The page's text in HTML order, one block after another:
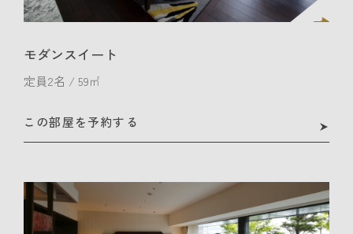
モダンスイート
定員2名 / 59㎡
この部屋を予約する